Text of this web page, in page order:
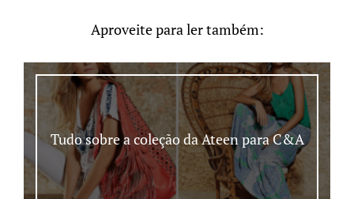
Aproveite para ler também:
Tudo sobre a coleção da Ateen para C&A